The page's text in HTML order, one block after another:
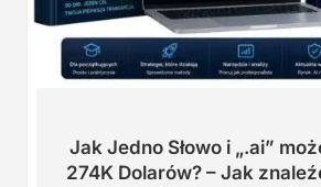
Jak Jedno Słowo i „.ai”
274K Dolarów? – Jak